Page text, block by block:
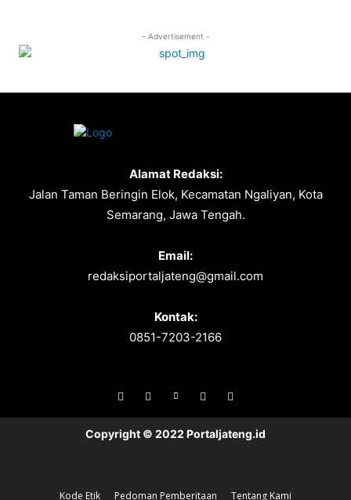
- Advertisement -
Alamat Redaksi:
Jalan Taman Beringin Elok, Kecamatan Ngaliyan, Kota
Semarang, Jawa Tengah.
Email:
redaksiportaljateng@gmail.com
Kontak:
0851-7203-2166
Copyright © 2022 Portaljateng.id
Kode Etik Pedoman Pemberitaan Tentang Kami